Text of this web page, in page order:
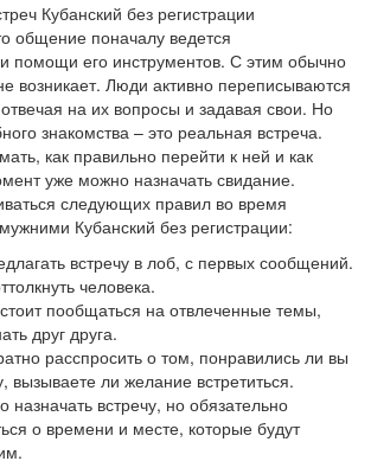
Кубанский без регистрации
общение поначалу ведется
помощи его инструментов. С этим обычно
возникает. Люди активно переписываются
на их вопросы и задавая свои. Но
знакомства – это реальная встреча.
как правильно перейти к ней и как
уже можно назначать свидание.
следующих правил во время
Кубанский без регистрации:
встречу в лоб, с первых сообщений.
человека.
пообщаться на отвлеченные темы,
друг друга.
расспросить о том, понравились ли вы
вызываете ли желание встретиться.
встречу, но обязательно
о времени и месте, которые будут